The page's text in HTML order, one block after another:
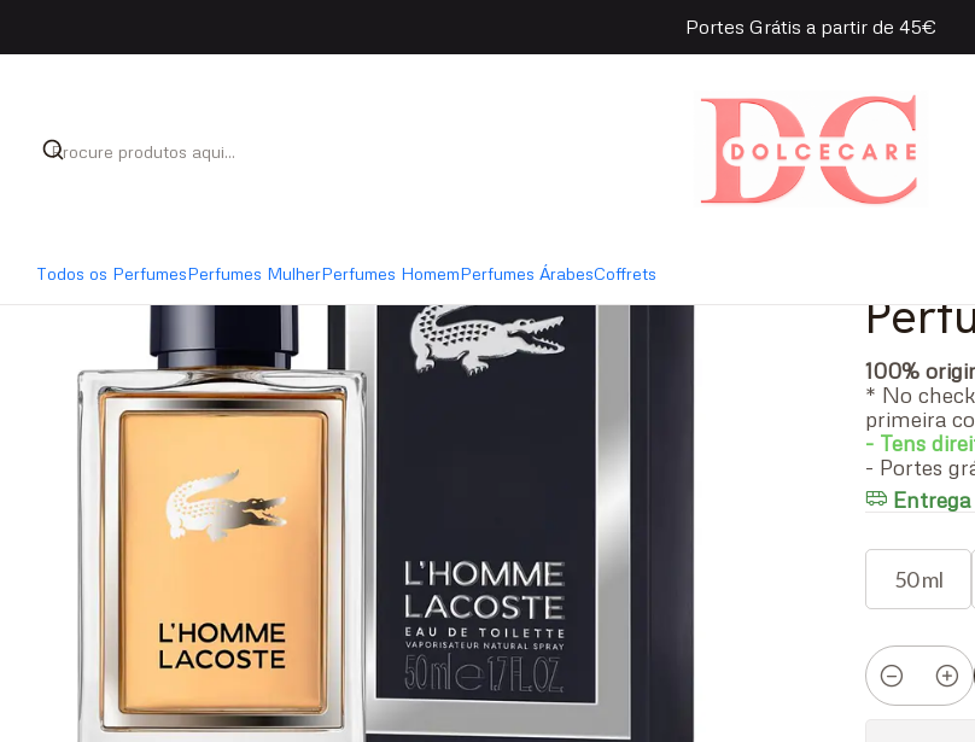
Todos os PerfumesPerfumes MulherPerfumes HomemPerfumes ÁrabesCoffrets
Portes Grátis a partir de 45€
Lacoste L'Homme Eau de Toilette
|
100%
* No
primeira
- Tens
- Portes
50 ml